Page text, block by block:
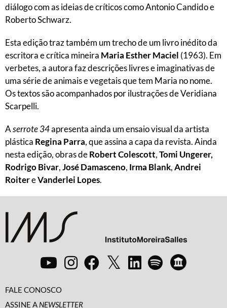
diálogo com as ideias de críticos como Antonio Candido e
Roberto Schwarz.
Esta edição traz também um trecho de um livro inédito da
escritora e crítica mineira Maria Esther Maciel (1963). Em
verbetes, a autora faz descrições livres e imaginativas de
uma série de animais e vegetais que tem Maria no nome.
Os textos são acompanhados por ilustrações de Veridiana
Scarpelli.
Aserrote 34apresenta ainda um ensaio visual da artista
plástica Regina Parra, que assina a capa da revista. Ainda
nesta edição, obras deRobert Colescott,Tomi Ungerer,
Rodrigo Bivar,José Damasceno, Irma Blank,Andrei
RoitereVanderlei Lopes.
FALE CONOSCO
ASSINE A NEWSLETTER